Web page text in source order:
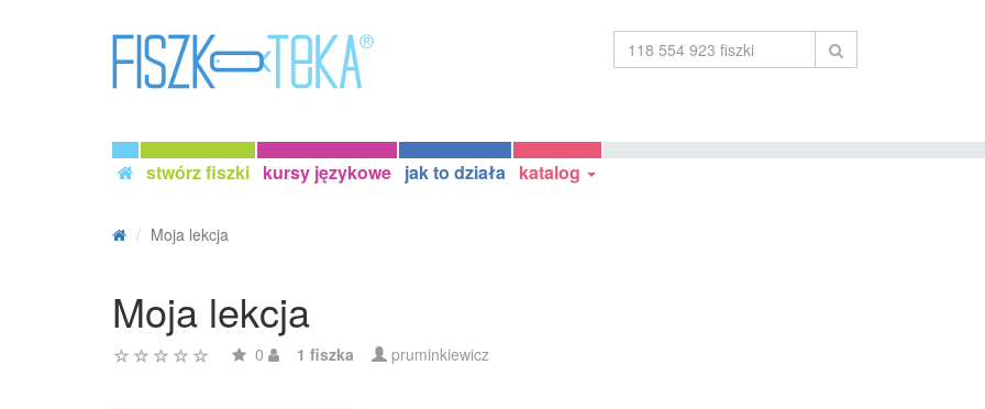
stwórz fiszki kursy językowe jak to działa katalog
Moja lekcja
Moja lekcja
0 1 fiszka pruminkiewicz